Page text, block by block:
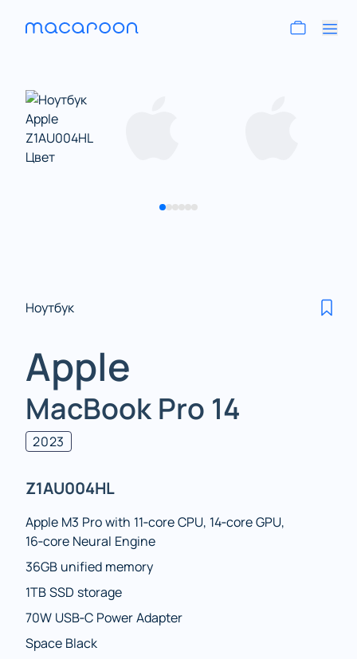
Ноутбук
Apple
MacBook Pro 14
2023
Z1AU004HL
Apple M3 Pro with 11‑core CPU, 14‑core GPU,
16‑core Neural Engine
36GB unified memory
1TB SSD storage
70W USB‑C Power Adapter
Space Black